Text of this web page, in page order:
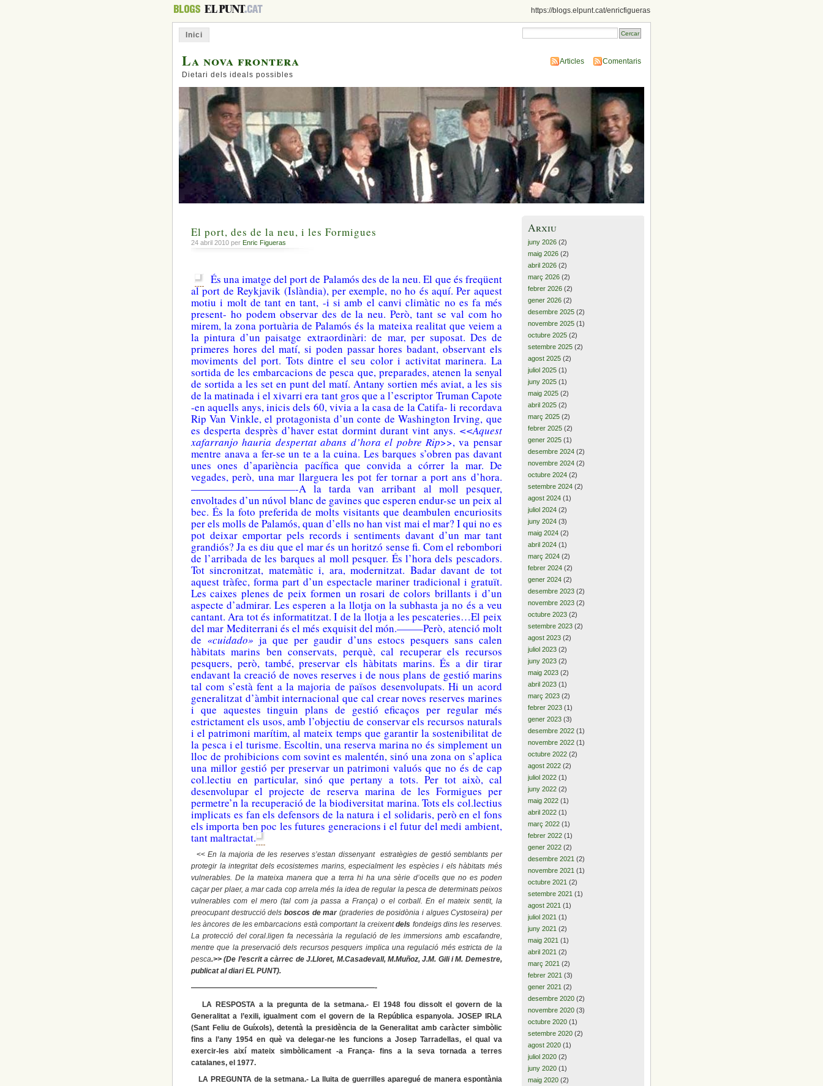
https://blogs.elpunt.cat/enricfigueras
Inici
La nova frontera
Dietari dels ideals possibles
Articles Comentaris
El port, des de la neu, i les Formigues
24 abril 2010 per Enric Figueras
És una imatge del port de Palamós des de la neu. El que és freqüent
al port de Reykjavik (Islàndia), per exemple, no ho és aquí. Per aquest
motiu i molt de tant en tant, -i si amb el canvi climàtic no es fa més
present- ho podem observar des de la neu. Però, tant se val com ho
mirem, la zona portuària de Palamós és la mateixa realitat que veiem a
la pintura d’un paisatge extraordinàri: de mar, per suposat. Des de
primeres hores del matí, si poden passar hores badant, observant els
moviments del port. Tots dintre el seu color i activitat marinera. La
sortida de les embarcacions de pesca que, preparades, atenen la senyal
de sortida a les set en punt del matí. Antany sortien més aviat, a les sis
de la matinada i el xivarri era tant gros que a l’escriptor Truman Capote
-en aquells anys, inicis dels 60, vivia a la casa de la Catifa- li recordava
Rip Van Vinkle, el protagonista d’un conte de Washington Irving, que
es desperta desprès d’haver estat dormint durant vint anys. <<Aquest
xafarranjo hauria despertat abans d’hora el pobre Rip>>, va pensar
mentre anava a fer-se un te a la cuina. Les barques s’obren pas davant
unes ones d’apariència pacífica que convida a córrer la mar. De
vegades, però, una mar llarguera les pot fer tornar a port ans d’hora.
——————————-A la tarda van arribant al moll pesquer,
envoltades d’un núvol blanc de gavines que esperen endur-se un peix al
bec. És la foto preferida de molts visitants que deambulen encuriosits
per els molls de Palamós, quan d’ells no han vist mai el mar? I qui no es
pot deixar emportar pels records i sentiments davant d’un mar tant
grandiós? Ja es diu que el mar és un horitzó sense fi. Com el rebombori
de l’arribada de les barques al moll pesquer. És l’hora dels pescadors.
Tot sincronitzat, matemàtic i, ara, modernitzat. Badar davant de tot
aquest tràfec, forma part d’un espectacle mariner tradicional i gratuït.
Les caixes plenes de peix formen un rosari de colors brillants i d’un
aspecte d’admirar. Les esperen a la llotja on la subhasta ja no és a veu
cantant. Ara tot és informatitzat. I de la llotja a les pescateries…El peix
del mar Mediterrani és el més exquisit del món.——–Però, atenció molt
de «cuidado» ja que per gaudir d’uns estocs pesquers sans calen
hàbitats marins ben conservats, perquè, cal recuperar els recursos
pesquers, però, també, preservar els hàbitats marins. És a dir tirar
endavant la creació de noves reserves i de nous plans de gestió marins
tal com s’està fent a la majoria de països desenvolupats. Hi un acord
generalitzat d’àmbit internacional que cal crear noves reserves marines
i que aquestes tinguin plans de gestió eficaços per regular més
estrictament els usos, amb l’objectiu de conservar els recursos naturals
i el patrimoni marítim, al mateix temps que garantir la sostenibilitat de
la pesca i el turisme. Escoltin, una reserva marina no és simplement un
lloc de prohibicions com sovint es malentén, sinó una zona on s’aplica
una millor gestió per preservar un patrimoni valuós que no és de cap
col.lectiu en particular, sinó que pertany a tots. Per tot això, cal
desenvolupar el projecte de reserva marina de les Formigues per
permetre’n la recuperació de la biodiversitat marina. Tots els col.lectius
implicats es fan els defensors de la natura i el solidaris, però en el fons
els importa ben poc les futures generacions i el futur del medi ambient,
tant maltractat.
<<En la majoria de les reserves s’estan dissenyant estratègies de gestió semblants per
protegir la integritat dels ecosistemes marins, especialment les espècies i els hàbitats més
vulnerables. De la mateixa manera que a terra hi ha una sèrie d’ocells que no es poden
caçar per plaer, a mar cada cop arrela més la idea de regular la pesca de determinats peixos
vulnerables com el mero (tal com ja passa a França) o el corball. En el mateix sentit, la
preocupant destrucció dels boscos de mar (praderies de posidònia i algues Cystoseira) per
les àncores de les embarcacions està comportant la creixentdels fondeigs dins les reserves.
La protecció del coral.ligen fa necessària la regulació de les immersions amb escafandre,
mentre que la preservació dels recursos pesquers implica una regulació més estricta de la
pesca.>> (De l’escrit a càrrec de J.Lloret, M.Casadevall, M.Muñoz, J.M. Gili i M. Demestre,
publicat al diari EL PUNT).
—————————————————————————-
LA RESPOSTA a la pregunta de la setmana.- El 1948 fou dissolt el govern de la
Generalitat a l’exili, igualment com el govern de la República espanyola. JOSEP IRLA
(Sant Feliu de Guíxols), detentà la presidència de la Generalitat amb caràcter simbòlic
fins a l’any 1954 en què va delegar-ne les funcions a Josep Tarradellas, el qual va
exercir-les així mateix simbòlicament -a França- fins a la seva tornada a terres
catalanes, el 1977.
LA PREGUNTA de la setmana.- La lluita de guerrilles aparegué de manera espontània
Arxiu
juny 2026 (2)
maig 2026 (2)
abril 2026 (2)
març 2026 (2)
febrer 2026 (2)
gener 2026 (2)
desembre 2025 (2)
novembre 2025 (1)
octubre 2025 (2)
setembre 2025 (2)
agost 2025 (2)
juliol 2025 (1)
juny 2025 (1)
maig 2025 (2)
abril 2025 (2)
març 2025 (2)
febrer 2025 (2)
gener 2025 (1)
desembre 2024 (2)
novembre 2024 (2)
octubre 2024 (2)
setembre 2024 (2)
agost 2024 (1)
juliol 2024 (2)
juny 2024 (3)
maig 2024 (2)
abril 2024 (1)
març 2024 (2)
febrer 2024 (2)
gener 2024 (2)
desembre 2023 (2)
novembre 2023 (2)
octubre 2023 (2)
setembre 2023 (2)
agost 2023 (2)
juliol 2023 (2)
juny 2023 (2)
maig 2023 (2)
abril 2023 (1)
març 2023 (2)
febrer 2023 (1)
gener 2023 (3)
desembre 2022 (1)
novembre 2022 (1)
octubre 2022 (2)
agost 2022 (2)
juliol 2022 (1)
juny 2022 (2)
maig 2022 (1)
abril 2022 (1)
març 2022 (1)
febrer 2022 (1)
gener 2022 (2)
desembre 2021 (2)
novembre 2021 (1)
octubre 2021 (2)
setembre 2021 (1)
agost 2021 (1)
juliol 2021 (1)
juny 2021 (2)
maig 2021 (1)
abril 2021 (2)
març 2021 (2)
febrer 2021 (3)
gener 2021 (2)
desembre 2020 (2)
novembre 2020 (3)
octubre 2020 (1)
setembre 2020 (2)
agost 2020 (1)
juliol 2020 (2)
juny 2020 (1)
maig 2020 (2)